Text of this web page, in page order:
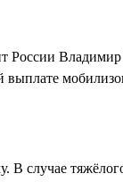
России
выплате
случае